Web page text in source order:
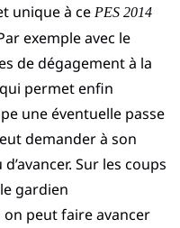
unique à ce PES 2014
exemple avec le
de dégagement à la
permet enfin
une éventuelle passe
demander à son
Sur les coups
gardien
peut faire avancer